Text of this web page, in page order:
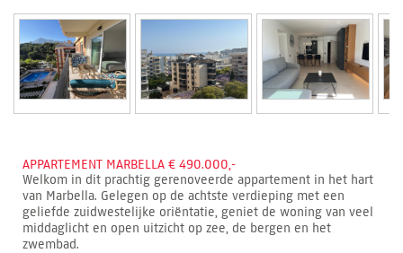
APPARTEMENT MARBELLA € 490.000,-
Welkom in dit prachtig gerenoveerde appartement in het hart
van Marbella. Gelegen op de achtste verdieping met een
geliefde zuidwestelijke oriëntatie, geniet de woning van veel
middaglicht en open uitzicht op zee, de bergen en het
zwembad.